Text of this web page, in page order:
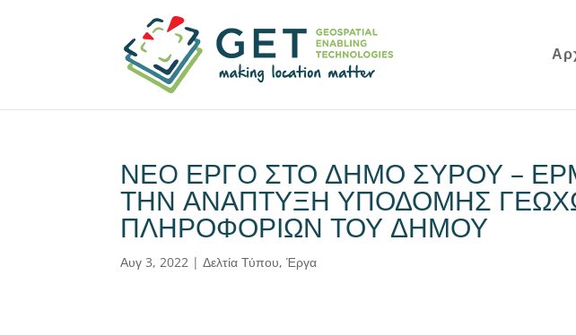
ΝΕO ΕΡΓO ΣΤΟ ΔΗΜΟ ΣΥΡΟΥ –
ΤΗΝ ΑΝΑΠΤΥΞΗ ΥΠΟΔΟΜΗΣ
ΠΛΗΡΟΦΟΡΙΩΝ ΤΟΥ ΔΗΜΟΥ
Αυγ 3, 2022 |Δελτία Τύπου,Έργα